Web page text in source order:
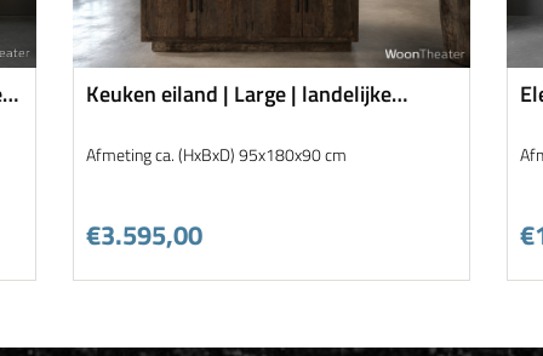
Keuken eiland | Large | landelijke
Afmeting ca. (HxBxD) 95x180x90 cm
€3.595,00